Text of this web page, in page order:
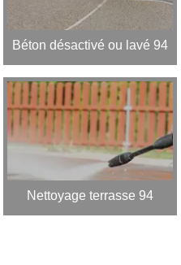
Béton désactivé ou lavé 94
Nettoyage terrasse 94